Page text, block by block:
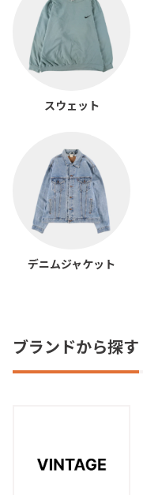
スウェット
デニムジャケット
ブランドから探す